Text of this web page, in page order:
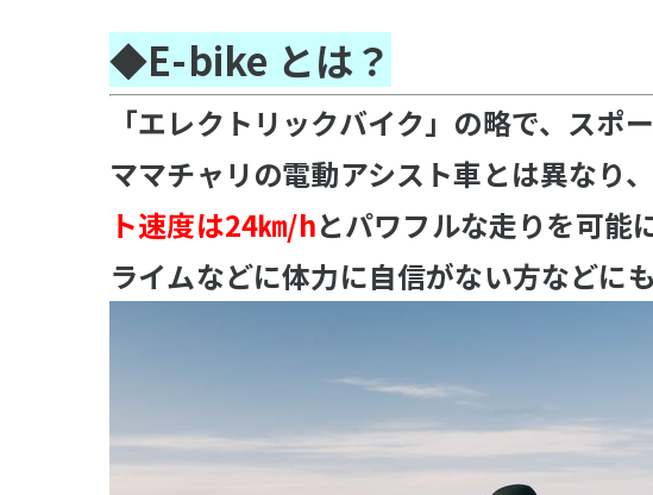
◆E-bike とは？
「エレクトリックバイク」の略で、スポ
ママチャリの電動アシスト車とは異なり
ト速度は24㎞/hとパワフルな走りを可能
ライムなどに体力に自信がない方などに